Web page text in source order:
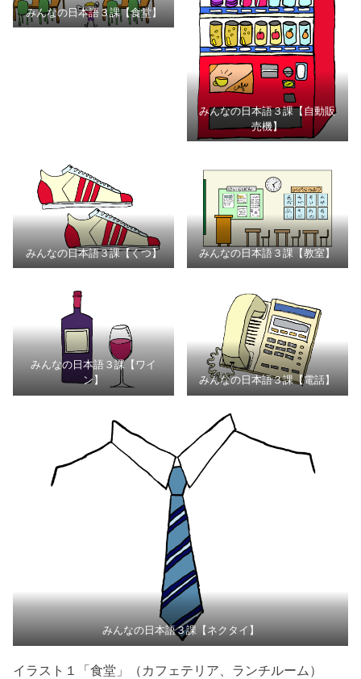
みんなの日本語３課【食堂】
みんなの日本語３課【自動販
売機】
みんなの日本語３課【くつ】 みんなの日本語３課【教室】
みんなの日本語３課【ワイ
ン】
みんなの日本語３課【電話】
みんなの日本語３課【ネクタイ】
イラスト１「食堂」（カフェテリア、ランチルーム）